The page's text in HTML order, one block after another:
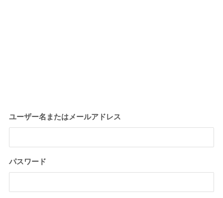
ユーザー名またはメールアドレス
パスワード